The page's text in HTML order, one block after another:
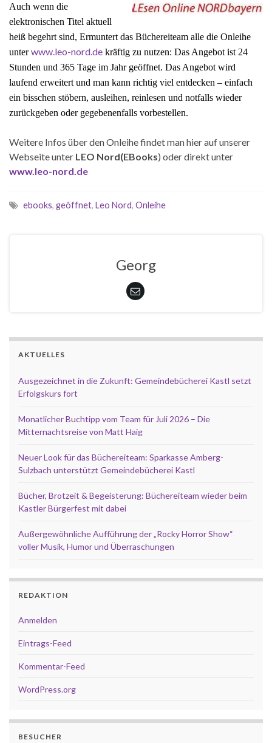
Auch wenn die
elektronischen Titel aktuell
heiß begehrt sind, Ermuntert das Büchereiteam alle die Onleihe
unterwww.leo-nord.de kräftig zu nutzen: Das Angebot ist 24
Stunden und 365 Tage im Jahr geöffnet. Das Angebot wird
laufend erweitert und man kann richtig viel entdecken – einfach
ein bisschen stöbern, ausleihen, reinlesen und notfalls wieder
zurückgeben oder gegebenenfalls vorbestellen.
Weitere Infos über den Onleihe findet man hier auf unserer
Webseite unter LEO Nord(EBooks) oder direkt unter
www.leo-nord.de
ebooks, geöffnet, Leo Nord, Onleihe
Georg
AKTUELLES
Ausgezeichnet in die Zukunft: Gemeindebücherei Kastl setzt
Erfolgskurs fort
Monatlicher Buchtipp vom Team für Juli 2026 – Die
Mitternachtsreise von Matt Haig
Neuer Look für das Büchereiteam: Sparkasse Amberg-
Sulzbach unterstützt Gemeindebücherei Kastl
Bücher, Brotzeit & Begeisterung: Büchereiteam wieder beim
Kastler Bürgerfest mit dabei
Außergewöhnliche Aufführung der „Rocky Horror Show“
voller Musik, Humor und Überraschungen
REDAKTION
Anmelden
Eintrags-Feed
Kommentar-Feed
WordPress.org
BESUCHER